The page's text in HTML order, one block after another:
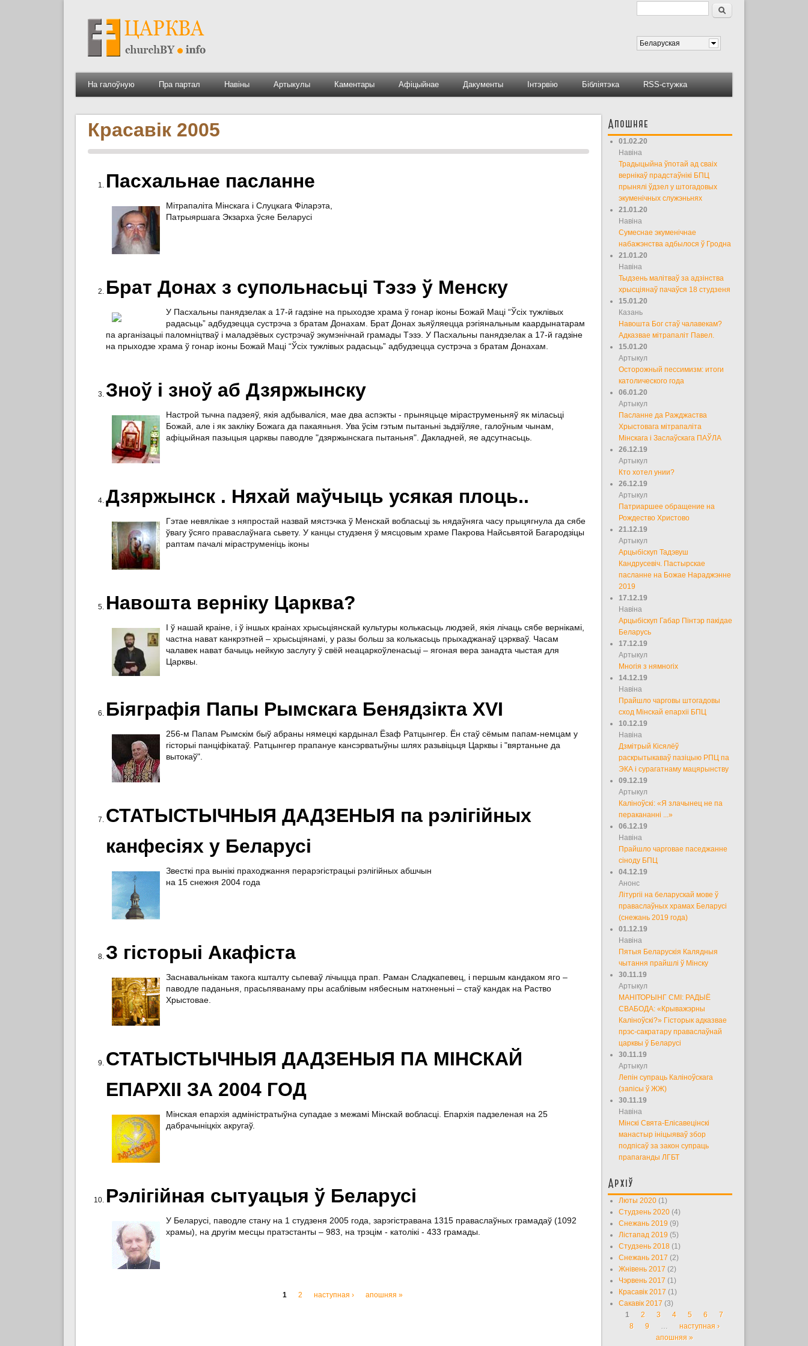
Форма пошуку
Пошук
Беларуская
На галоўную Пра партал Навіны Артыкулы Каментары Афіцыйнае Дакументы Інтэрвію Бібліятэка RSS-стужка
Красавік 2005
Пасхальнае пасланне
Мітрапаліта Мінскага і Слуцкага Філарэта,
Патрыяршага Экзарха ўсяе Беларусі
Брат Донах з супольнасьці Тэзэ ў Менску
У Пасхальны панядзелак а 17-й гадзіне на прыходзе храма ў гонар іконы Божай Маці “Ўсіх тужлівых
радасьць” адбудзецца сустрэча з братам Донахам. Брат Донах зьяўляецца рэгіянальным каардынатарам
па арганізацыі паломніцтваў і маладзёвых сустрэчаў экумэнічнай грамады Тэзэ. У Пасхальны панядзелак а 17-й гадзіне
на прыходзе храма ў гонар іконы Божай Маці “Ўсіх тужлівых радасьць” адбудзецца сустрэча з братам Донахам.
Зноў і зноў аб Дзяржынску
Настрой тычна падзеяў, якія адбываліся, мае два аспэкты - прыняцьце міраструменьняў як міласьці
Божай, але і як закліку Божага да пакаяньня. Ува ўсім гэтым пытаньні зьдзіўляе, галоўным чынам,
афіцыйная пазыцыя царквы паводле "дзяржынскага пытаньня". Дакладней, яе адсутнасьць.
Дзяржынск . Няхай маўчыць усякая плоць..
Гэтае невялікае з няпростай назвай мястэчка ў Менскай вобласьці зь нядаўняга часу прыцягнула да сябе
ўвагу ўсяго праваслаўнага сьвету. У канцы студзеня ў мясцовым храме Пакрова Найсьвятой Багародзіцы
раптам пачалі міраструменіць іконы
Навошта верніку Царква?
І ў нашай краіне, і ў іншых краінах хрысьціянскай культуры колькасьць людзей, якія лічаць сябе вернікамі,
частна нават канкрэтней – хрысьціянамі, у разы больш за колькасьць прыхаджанаў цэркваў. Часам
чалавек нават бачыць нейкую заслугу ў свёй неацаркоўленасьці – ягоная вера занадта чыстая для
Царквы.
Біяграфія Папы Рымскага Бенядзікта XVI
256-м Папам Рымскім быў абраны нямецкі кардынал Ёзаф Ратцынгер. Ён стаў сёмым папам-немцам у
гісторыі панціфікатаў. Ратцынгер прапануе кансэрватыўны шлях разьвіцьця Царквы і "вяртаньне да
вытокаў".
СТАТЫСТЫЧНЫЯ ДАДЗЕНЫЯ па рэлігійных
канфесіях у Беларусі
Звесткі пра вынікі праходжання перарэгістрацыі рэлігійных абшчын
на 15 снежня 2004 года
З гісторыі Акафіста
Заснавальнікам такога кшталту сьпеваў лічыцца прап. Раман Сладкапевец, і першым кандаком яго –
паводле паданьня, прасьпяванаму пры асаблівым нябесным натхненьні – стаў кандак на Раство
Хрыстовае.
СТАТЫСТЫЧНЫЯ ДАДЗЕНЫЯ ПА МІНСКАЙ
ЕПАРХІІ ЗА 2004 ГОД
Мінская епархія адміністратыўна супадае з межамі Мінскай вобласці. Епархія падзеленая на 25
дабрачыніцкіх акругаў.
Рэлігійная сытуацыя ў Беларусі
У Беларусі, паводле стану на 1 студзеня 2005 года, зарэгістравана 1315 праваслаўных грамадаў (1092
храмы), на другім месцы пратэстанты – 983, на трэцім - католікі - 433 грамады.
1 2 наступная › апошняя »
Апошняе
01.02.20
Навіна
Традыцыйна ўпотай ад сваіх
вернікаў прадстаўнікі БПЦ
прынялі ўдзел у штогадовых
экуменічных служэньнях
21.01.20
Навіна
Сумеснае экуменічнае
набажэнства адбылося ў Гродна
21.01.20
Навіна
Тыдзень малітваў за адзінства
хрысціянаў пачаўся 18 студзеня
15.01.20
Казань
Навошта Бог стаў чалавекам?
Адказвае мітрапаліт Павел.
15.01.20
Артыкул
Осторожный пессимизм: итоги
католического года
06.01.20
Артыкул
Пасланне да Ражджаства
Хрыстовага мітрапаліта
Мінскага і Заслаўскага ПАЎЛА
26.12.19
Артыкул
Кто хотел унии?
26.12.19
Артыкул
Патриаршее обращение на
Рождество Христово
21.12.19
Артыкул
Арцыбіскуп Тадэвуш
Кандрусевіч. Пастырскае
пасланне на Божае Нараджэнне
2019
17.12.19
Навіна
Арцыбіскуп Габар Пінтэр пакідае
Беларусь
17.12.19
Артыкул
Многія з нямногіх
14.12.19
Навіна
Прайшло чарговы штогадовы
сход Мінскай епархіі БПЦ
10.12.19
Навіна
Дзмітрый Кісялёў
раскрытыкаваў пазіцыю РПЦ па
ЭКА і сурагатнаму мацярынству
09.12.19
Артыкул
Каліноўскі: «Я злачынец не па
перакананні ...»
06.12.19
Навіна
Прайшло чарговае паседжанне
сіноду БПЦ
04.12.19
Анонс
Літургіі на беларускай мове ў
праваслаўных храмах Беларусі
(снежань 2019 года)
01.12.19
Навіна
Пятыя Беларускія Калядныя
чытання прайшлі ў Мінску
30.11.19
Артыкул
МАНІТОРЫНГ СМІ: РАДЫЁ
СВАБОДА: «Крыважэрны
Каліноўскі?» Гісторык адказвае
прэс-сакратару праваслаўнай
царквы ў Беларусі
30.11.19
Артыкул
Лепін супраць Каліноўскага
(запісы ў ЖЖ)
30.11.19
Навіна
Мінскі Свята-Елісавецінскі
манастыр ініцыяваў збор
подпісаў за закон супраць
прапаганды ЛГБТ
Архіў
Люты 2020 (1)
Студзень 2020 (4)
Снежань 2019 (9)
Лістапад 2019 (5)
Студзень 2018 (1)
Снежань 2017 (2)
Жнівень 2017 (2)
Чэрвень 2017 (1)
Красавік 2017 (1)
Сакавік 2017 (3)
Старонкі
1 2 3 4 5 6
7
8
9 …
наступная ›
апошняя »